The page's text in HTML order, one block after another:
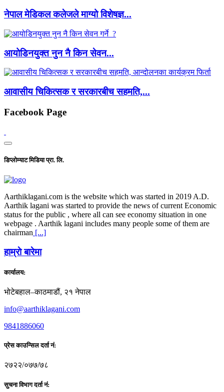
नेपाल मेडिकल कलेजले माग्यो विशेषज्ञ...
आयोडिनयुक्त नुन नै किन सेवन...
आवासीय चिकित्सक र सरकारबीच सहमति,...
Facebook Page
डिप्लोम्याट मिडिया प्रा. लि.
Aarthiklagani.com is the website which was started in 2019 A.D.
Aarthik lagani was started to provide the news of current Economic
status for the public , where all can see economy situation in one
webpage . Aarthik lagani includes many people some of them are
chairman [...]
हाम्राे बारेमा
कार्यालय:
भोटेबहाल–काठमाडौं, २१ नेपाल
info@aarthiklagani.com
9841886060
प्रेस काउन्सिल दर्ता नं:
२७२२/०७७/७८
सुचना विभाग दर्ता नं: